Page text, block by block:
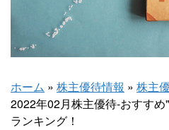
ホーム » 株主優待情報 » 株主
2022年02月株主優待-おすす
ランキング！